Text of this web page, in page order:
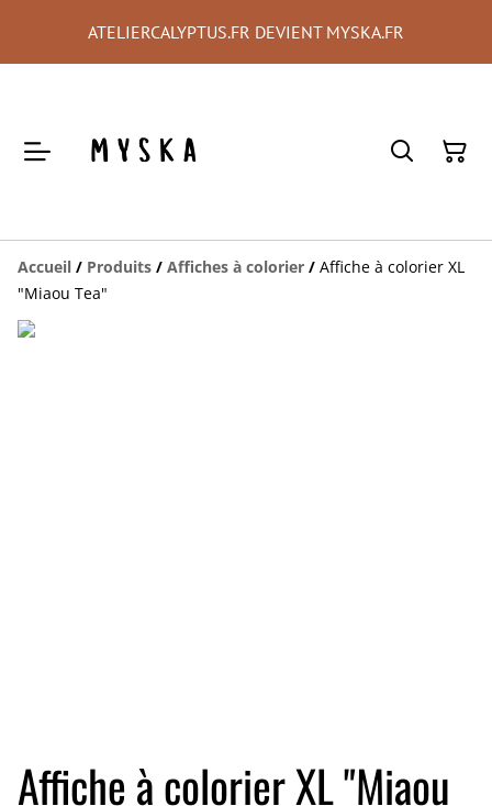
ATELIERCALYPTUS.FR DEVIENT MYSKA.FR
Accueil / Produits / Affiches à colorier / Affiche à colorier XL
"Miaou Tea"
Affiche à colorier XL "Miaou